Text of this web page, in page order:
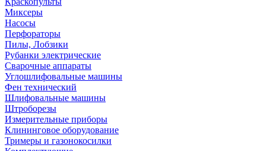
Миксеры
Насосы
Перфораторы
Пилы, Лобзики
Рубанки электрические
Сварочные аппараты
Углошлифовальные машины
Фен технический
Шлифовальные машины
Штроборезы
Измерительные приборы
Клининговое оборудование
Тримеры и газонокосилки